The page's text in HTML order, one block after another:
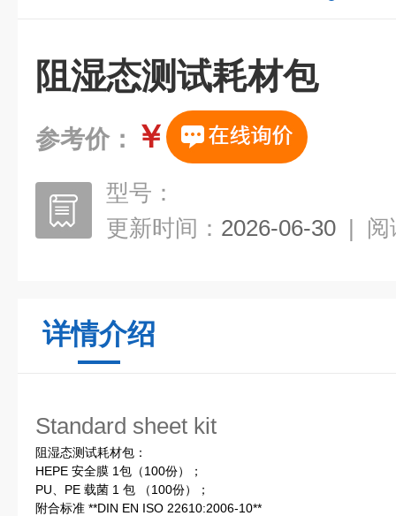
阻湿态测试耗材包
参考价： ￥
型号：
更新时间： 2026-06-30 | 阅
详情介绍
Standard sheet kit
阻湿态测试耗材包：
HEPE 安全膜 1包（100份）；
PU、PE 载菌 1 包 （100份）；
附合标准 **DIN EN ISO 22610:2006-10**